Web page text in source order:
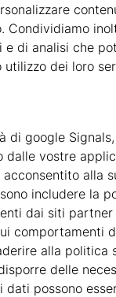
Condividiamo
di analisi che
dei loro
di google
vostre
alla
includere la
dai siti
comportamenti
alla
delle
dati possono